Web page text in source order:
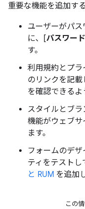
重要な機能を追加す
ユーザーがパ
に、[パスワー
す。
利用規約とプ
のリンクを記
を確認できるよ
スタイルとブ
機能がウェブ
ます。
フォームのデ
ティをテストし
と RUM を追加
この